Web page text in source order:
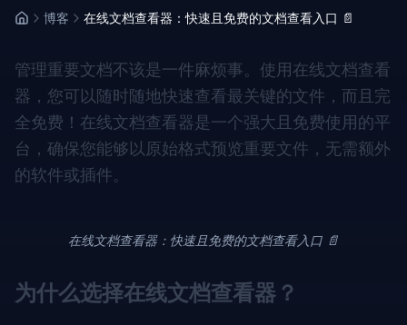
博客 在线文档查看器：快速且免费的文档查看入口 📄
管理重要文档不该是一件麻烦事。使用在线文档查看
器，您可以随时随地快速查看最关键的文件，而且完
全免费！在线文档查看器是一个强大且免费使用的平
台，确保您能够以原始格式预览重要文件，无需额外
的软件或插件。
在线文档查看器：快速且免费的文档查看入口 📄
为什么选择在线文档查看器？